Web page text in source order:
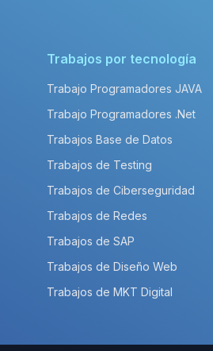
Trabajos por tecnología
Trabajo Programadores JAVA
Trabajo Programadores .Net
Trabajos Base de Datos
Trabajos de Testing
Trabajos de Ciberseguridad
Trabajos de Redes
Trabajos de SAP
Trabajos de Diseño Web
Trabajos de MKT Digital